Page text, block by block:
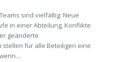
sind vielfältig: Neue
in einer Abteilung, Konflikte
geänderte
für alle Beteiligen eine